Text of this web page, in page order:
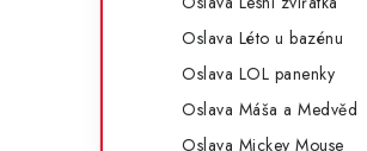
Oslava Léto u bazénu
Oslava LOL panenky
Oslava Máša a Medvěd
Oslava Mickey Mouse